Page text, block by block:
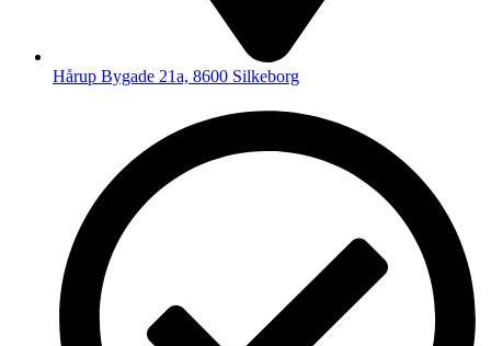
Hårup Bygade 21a, 8600 Silkeborg